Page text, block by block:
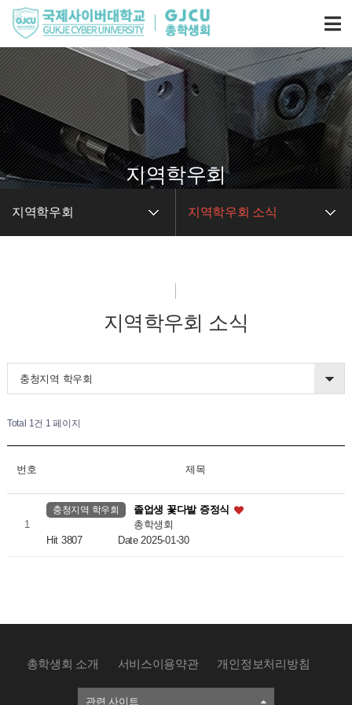
지역학우회 지역학우회 소식
지역학우회
지역학우회 소식
충청지역 학우회
Total 1건 1 페이지
번호 제목
1
충청지역 학우회
졸업생 꽃다발 증정식
총학생회
Hit 3807 Date 2025-01-30
총학생회 소개 서비스이용약관 개인정보처리방침
관련 사이트